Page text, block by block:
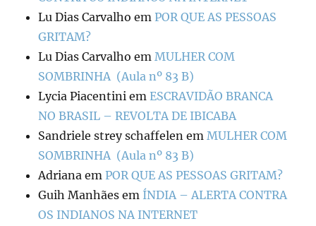
Lu Dias Carvalho em POR QUE AS PESSOAS
GRITAM?
Lu Dias Carvalho em MULHER COM
SOMBRINHA (Aula nº 83 B)
Lycia Piacentini emESCRAVIDÃO BRANCA
NO BRASIL – REVOLTA DE IBICABA
Sandriele strey schaffelen em MULHER COM
SOMBRINHA (Aula nº 83 B)
Adriana em POR QUE AS PESSOAS GRITAM?
Guih Manhães em ÍNDIA – ALERTA CONTRA
OS INDIANOS NA INTERNET